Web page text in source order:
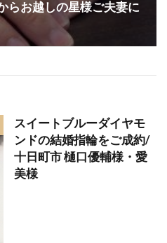
輪fika(フィーカ)
結婚指輪SORA
輪V字選び方
婚指輪いつ買う
婚指輪エタニティ
らお越しの星様ご夫妻に
スイートブルーダイヤモ
ンドの結婚指輪をご成約/
十日町市 樋口優輔様・愛
美様